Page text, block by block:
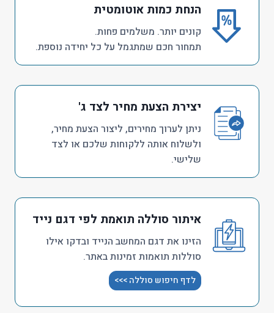
הנחת כמות אוטומטית
קונים יותר. משלמים פחות.
תמחור חכם שמתגמל על כל יחידה נוספת.
יצירת הצעת מחיר לצד ג'
ניתן לערוך מחירים, ליצור הצעת מחיר,
ולשלוח אותה ללקוחות שלכם או לצד
שלישי.
איתור סוללה תואמת לפי דגם נייד
הזינו את דגם המחשב הנייד ובדקו אילו
סוללות תואמות זמינות באתר.
לדף חיפוש סוללה >>>